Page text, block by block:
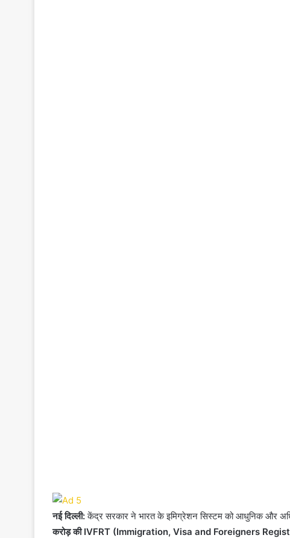
नई दिल्ली:केंद्र सरकार ने भारत के इमिग्रेशन सिस्टम को आधुनिक और
करोड़ की IVFRT (Immigration, Visa and Foreigners